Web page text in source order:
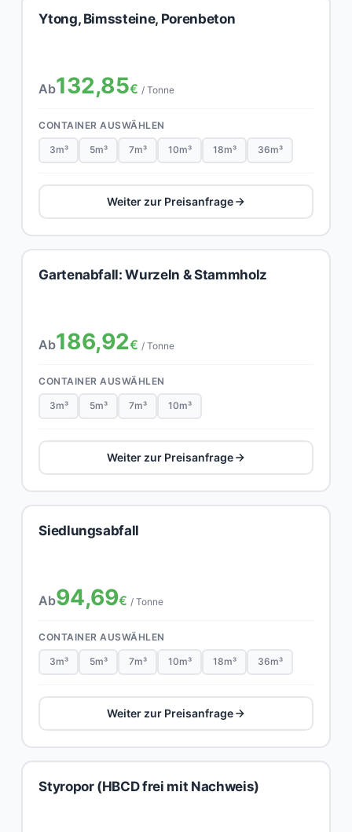
Ytong, Bimssteine, Porenbeton
Ab132,85€ / Tonne
CONTAINER AUSWÄHLEN
3m³ 5m³ 7m³ 10m³ 18m³ 36m³
Weiter zur Preisanfrage
Gartenabfall: Wurzeln & Stammholz
Ab186,92€ / Tonne
CONTAINER AUSWÄHLEN
3m³ 5m³ 7m³ 10m³
Weiter zur Preisanfrage
Siedlungsabfall
Ab94,69€ / Tonne
CONTAINER AUSWÄHLEN
3m³ 5m³ 7m³ 10m³ 18m³ 36m³
Weiter zur Preisanfrage
Styropor (HBCD frei mit Nachweis)